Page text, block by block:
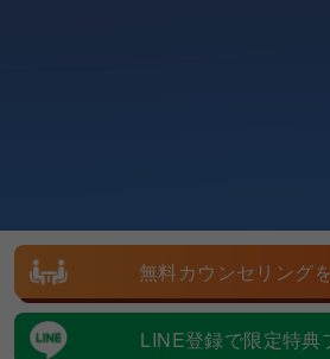
© 2024 MARKESTEP All
無料カウンセリング
LINE登録で限定特典